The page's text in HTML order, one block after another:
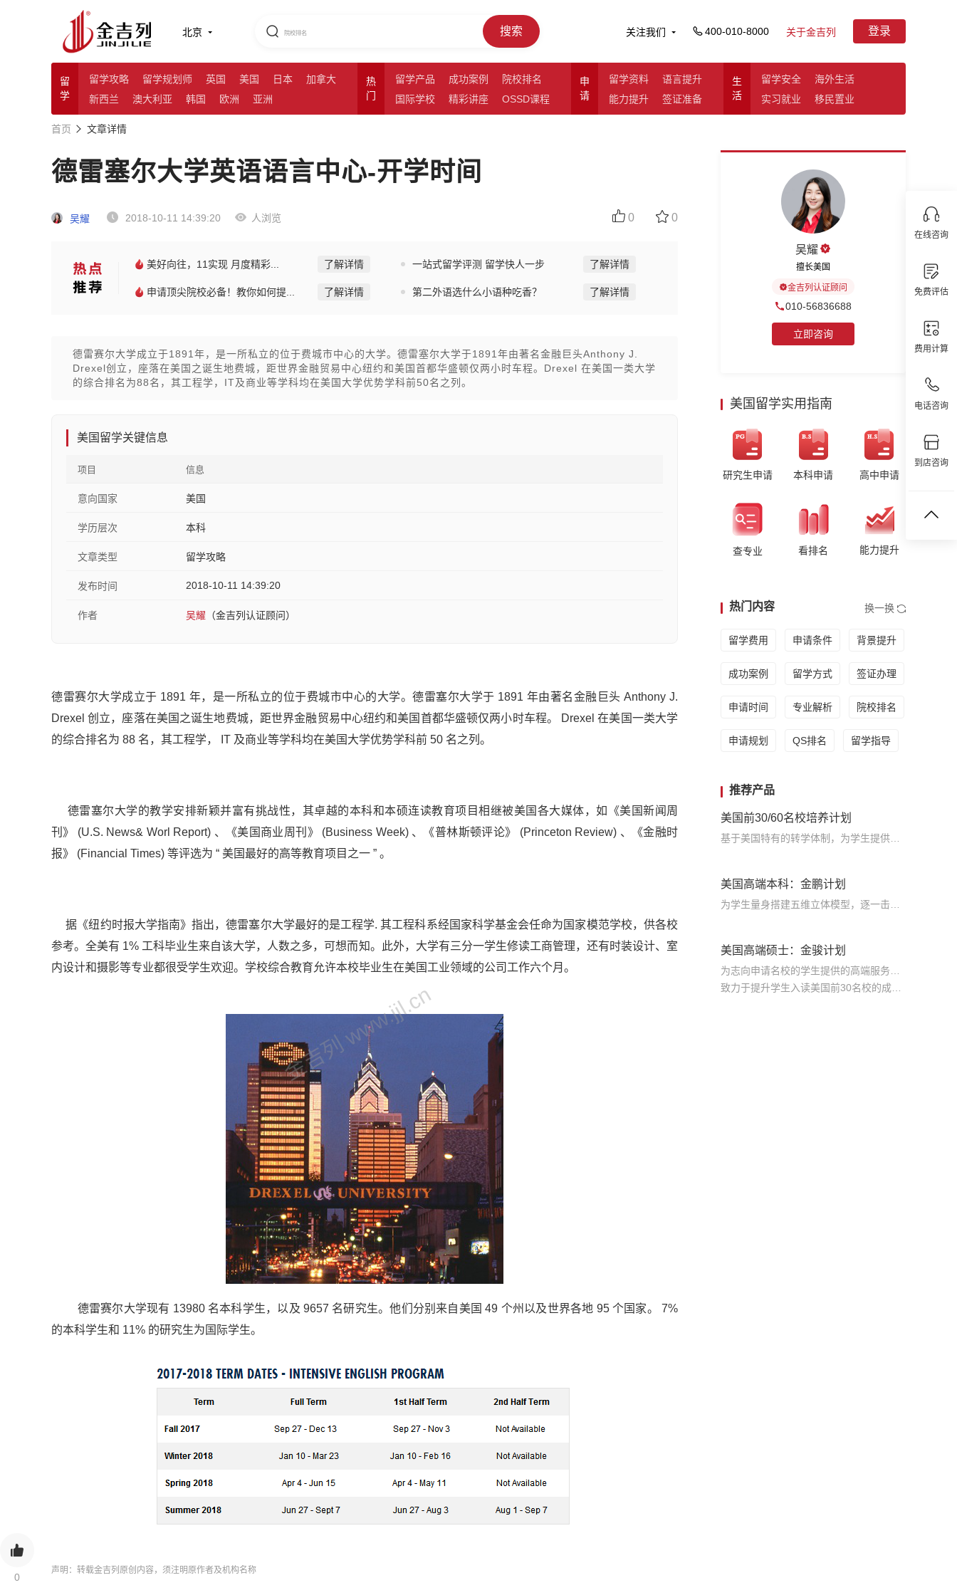
北京 搜索 关注我们 400-010-8000 关于金吉列 登录
留
学
留学攻略 留学规划师 英国 美国 日本
加拿大
新西兰
澳大利亚 韩国 欧洲 亚洲
热
门
留学产品 成功案例
院校排名
国际学校
精彩讲座 OSSD课程
申
请
留学资料
语言提升
能力提升
签证准备
生
活
留学安全
海外生活
实习就业
移民置业
在线咨询
免费评估
费用计算
电话咨询
到店咨询
0
首页 文章详情
德雷塞尔大学英语语言中心-开学时间
吴耀 2018-10-11 14:39:20 人浏览 0 0
美好向往，11实现 月度精彩... 了解详情 一站式留学评测 留学快人一步 了解详情
申请顶尖院校必备！教你如何提... 了解详情 第二外语选什么小语种吃香？ 了解详情
德雷赛尔大学成立于1891年，是一所私立的位于费城市中心的大学。德雷塞尔大学于1891年由著名金融巨头Anthony J.
Drexel创立，座落在美国之诞生地费城，距世界金融贸易中心纽约和美国首都华盛顿仅两小时车程。Drexel 在美国一类大学
的综合排名为88名，其工程学，IT及商业等学科均在美国大学优势学科前50名之列。
美国留学关键信息
项目 信息
意向国家 美国
学历层次 本科
文章类型 留学攻略
发布时间 2018-10-11 14:39:20
作者 吴耀 （金吉列认证顾问）
德雷赛尔大学成立于 1891 年，是一所私立的位于费城市中心的大学。德雷塞尔大学于 1891 年由著名金融巨头 Anthony J.
Drexel 创立，座落在美国之诞生地费城，距世界金融贸易中心纽约和美国首都华盛顿仅两小时车程。 Drexel 在美国一类大学
的综合排名为 88 名，其工程学， IT 及商业等学科均在美国大学优势学科前 50 名之列。
德雷塞尔大学的教学安排新颖并富有挑战性，其卓越的本科和本硕连读教育项目相继被美国各大媒体，如《美国新闻周
刊》 (U.S. News& Worl Report) 、《美国商业周刊》 (Business Week) 、《普林斯顿评论》 (Princeton Review) 、《金融时
报》 (Financial Times) 等评选为 “ 美国最好的高等教育项目之一 ” 。
据《纽约时报大学指南》指出，德雷塞尔大学最好的是工程学. 其工程科系经国家科学基金会任命为国家模范学校，供各校
参考。全美有 1% 工科毕业生来自该大学，人数之多，可想而知。此外，大学有三分一学生修读工商管理，还有时装设计、室
内设计和摄影等专业都很受学生欢迎。学校综合教育允许本校毕业生在美国工业领域的公司工作六个月。
德雷赛尔大学现有 13980 名本科学生，以及 9657 名研究生。他们分别来自美国 49 个州以及世界各地 95 个国家。 7%
的本科学生和 11% 的研究生为国际学生。
金吉列 www.jjl.cn
声明：转载金吉列原创内容，须注明原作者及机构名称
吴耀
擅长美国
金吉列认证顾问
010-56836688
立即咨询
美国留学实用指南
研究生申请 本科申请 高中申请
查专业 看排名 能力提升
热门内容 换一换
留学费用 申请条件 背景提升
成功案例 留学方式 签证办理
申请时间 专业解析 院校排名
申请规划 QS排名 留学指导
推荐产品
美国前30/60名校培养计划
美国高端本科：金鹏计划
美国高端硕士：金骏计划